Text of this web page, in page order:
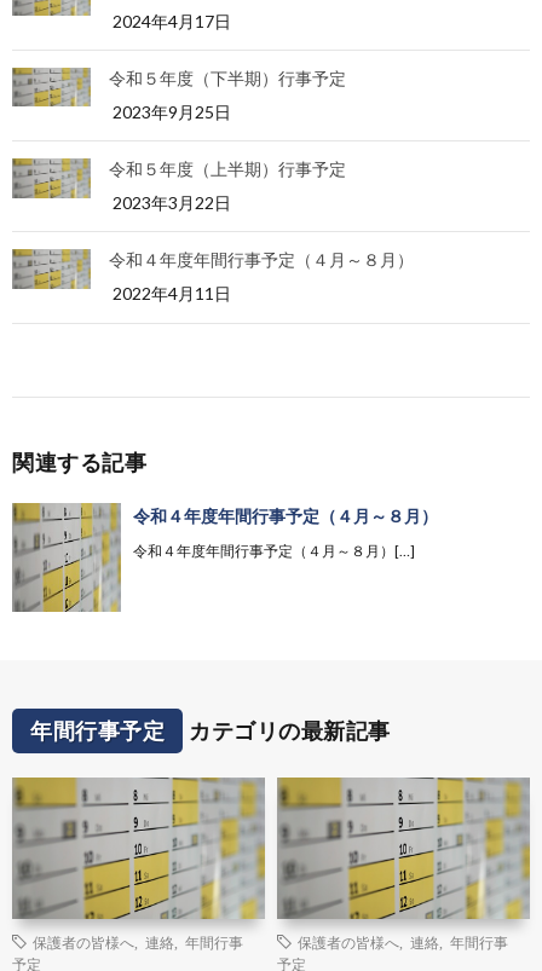
2024年4月17日
令和５年度（下半期）行事予定
2023年9月25日
令和５年度（上半期）行事予定
2023年3月22日
令和４年度年間行事予定（４月～８月）
2022年4月11日
関連する記事
令和４年度年間行事予定（４月～８月）
令和４年度年間行事予定（４月～８月）[…]
年間行事予定 カテゴリの最新記事
保護者の皆様へ 連絡
年間行事
予定
保護者の皆様へ 連絡
年間行事
予定